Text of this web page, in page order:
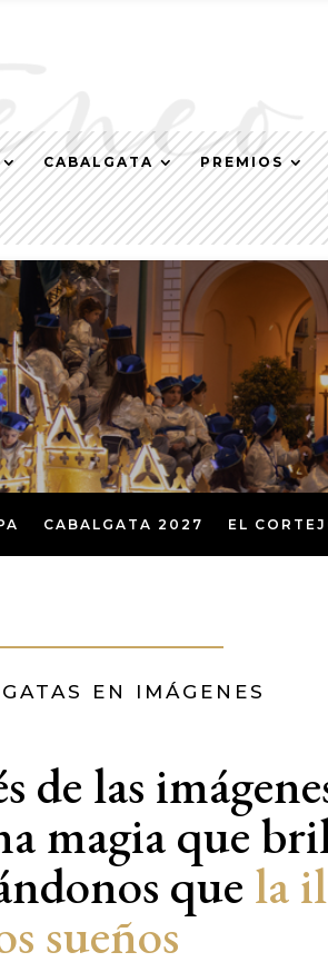
CABALGATA PREMIOS
CABALGATA 2027 EL
EN IMÁGENES
de las
magia que
que la
sueños